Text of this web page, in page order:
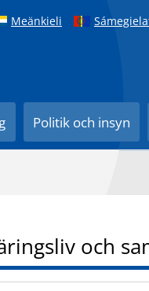
Meänkieli
Politik och insyn
och